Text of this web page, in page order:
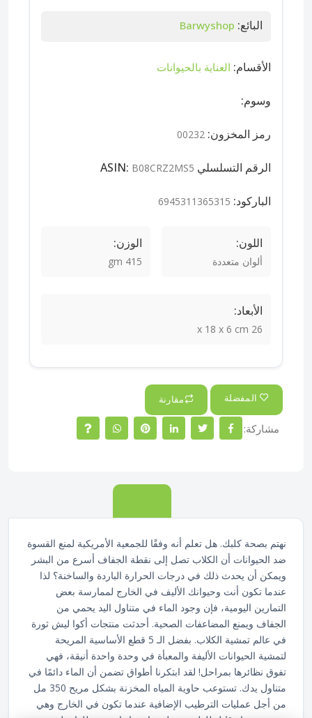
البائع: Barwyshop
الأقسام: العناية بالحيوانات
وسوم:
رمز المخزون: 00232
الرقم التسلسلي ASIN: B08CRZ2MS5
الباركود: 6945311365315
اللون:
ألوان متعددة
الوزن:
415 gm
الأبعاد:
26 x 18 x 6 cm
المفضلة مقارنة
مشاركة:
نهتم بصحة كلبك. هل تعلم أنه وفقًا للجمعية الأمريكية لمنع القسوة
ضد الحيوانات أن الكلاب تصل إلى نقطة الجفاف أسرع من البشر
ويمكن أن يحدث ذلك في درجات الحرارة الباردة والساخنة؟ لذا
عندما تكون أنت وحيوانك الأليف في الخارج لممارسة بعض
التمارين اليومية، فإن وجود الماء في متناول اليد يحمي من
الجفاف ويمنع المضاعفات الصحية. أحدثت منتجات أكوا ليش ثورة
في عالم تمشية الكلاب. بفضل الـ 5 قطع الأساسية المريحة
لتمشية الحيوانات الأليفة والمعبأة في وحدة واحدة أنيقة، فهي
تفوق نظائرها بمراحل! لقد ابتكرنا أطواق تضمن أن الماء دائمًا في
متناول يدك. تستوعب حاوية المياه المخزنة بشكل مريح 350 مل
من أجل عمليات الترطيب الإضافية عندما تكون في الخارج وهي